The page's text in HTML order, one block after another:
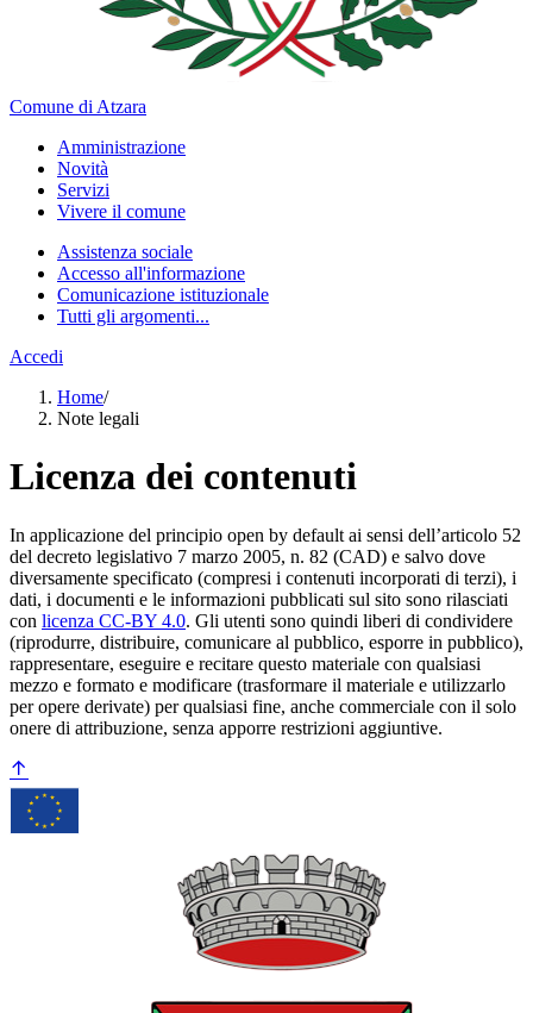
Comune di Atzara
Amministrazione
Novità
Servizi
Vivere il comune
Assistenza sociale
Accesso all'informazione
Comunicazione istituzionale
Tutti gli argomenti...
Accedi
Home/
Note legali
Licenza dei contenuti
In applicazione del principio open by default ai sensi dell’articolo 52
del decreto legislativo 7 marzo 2005, n. 82 (CAD) e salvo dove
diversamente specificato (compresi i contenuti incorporati di terzi), i
dati, i documenti e le informazioni pubblicati sul sito sono rilasciati
con licenza CC-BY 4.0. Gli utenti sono quindi liberi di condividere
(riprodurre, distribuire, comunicare al pubblico, esporre in pubblico),
rappresentare, eseguire e recitare questo materiale con qualsiasi
mezzo e formato e modificare (trasformare il materiale e utilizzarlo
per opere derivate) per qualsiasi fine, anche commerciale con il solo
onere di attribuzione, senza apporre restrizioni aggiuntive.